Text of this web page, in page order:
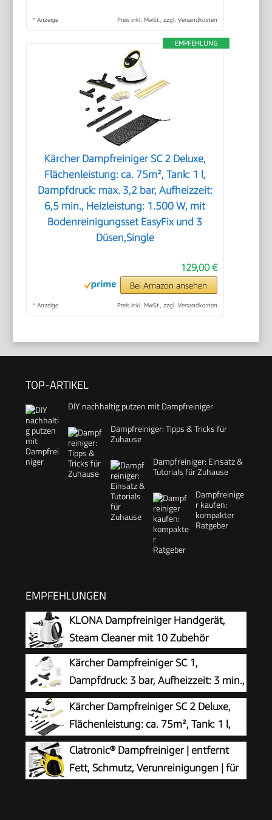
* Anzeige Preis inkl. MwSt., zzgl. Versandkosten
EMPFEHLUNG
Kärcher Dampfreiniger SC 2 Deluxe,
Flächenleistung: ca. 75m², Tank: 1 l,
Dampfdruck: max. 3,2 bar, Aufheizzeit:
6,5 min., Heizleistung: 1.500 W, mit
Bodenreinigungsset EasyFix und 3
Düsen,Single
129,00 €
Bei Amazon ansehen
* Anzeige Preis inkl. MwSt., zzgl. Versandkosten
TOP-ARTIKEL
DIY nachhaltig putzen mit Dampfreiniger
Dampfreiniger: Tipps & Tricks für
Zuhause
Dampfreiniger: Einsatz &
Tutorials für Zuhause
Dampfreinige
r kaufen:
kompakter
Ratgeber
EMPFEHLUNGEN
KLONA Dampfreiniger Handgerät,
Steam Cleaner mit 10 Zubehör
Kärcher Dampfreiniger SC 1,
Dampfdruck: 3 bar, Aufheizzeit: 3 min.,
Leistung: 1.200 W, Flächenleistung: 20
m², Tank: 200 ml, mit Hand-, Punktstrahl- und
Powerdüse, Mikrofaser-Überzug und Rundbürste
Kärcher Dampfreiniger SC 2 Deluxe,
Flächenleistung: ca. 75m², Tank: 1 l,
Dampfdruck: max. 3,2 bar, Aufheizzeit:
6,5 min., Heizleistung: 1.500 W, mit
Bodenreinigungsset EasyFix und 3 Düsen,Single
Clatronic® Dampfreiniger | entfernt
Fett, Schmutz, Verunreinigungen | für